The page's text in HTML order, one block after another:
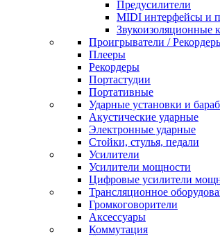
Предусилители
MIDI интерфейсы и
Звукоизоляционные
Проигрыватели /
Плееры
Рекордеры
Портастудии
Портативные
Ударные установки и
Акустические ударные
Электронные ударные
Стойки, стулья, педали
Усилители
Усилители мощности
Цифровые усилители
Трансляционное
Громкоговорители
Аксессуары
Коммутация